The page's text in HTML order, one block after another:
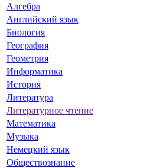
Алгебра
Английский язык
Биология
География
Геометрия
Информатика
История
Литература
Литературное чтение
Математика
Музыка
Немецкий язык
Обществознание